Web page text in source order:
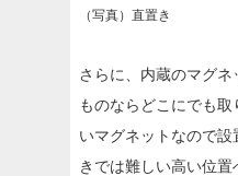
（写真）直置き
さらに、内蔵のマグ
ものならどこにでも
いマグネットなので
きでは難しい高い位